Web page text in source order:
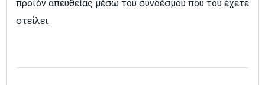
προϊόν απευθείας μέσω του συνδέσμου που του έχετε
στείλει.